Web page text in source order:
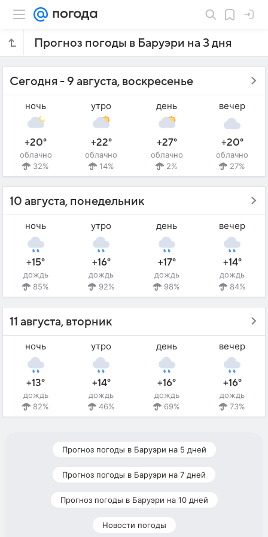
Прогноз погоды в Баруэри на 3 дня
Сегодня - 9 августа, воскресенье
ночь
+20°
облачно
32%
утро
+22°
облачно
14%
день
+27°
облачно
2%
вечер
+20°
облачно
27%
10 августа, понедельник
ночь
+15°
дождь
85%
утро
+16°
дождь
92%
день
+17°
дождь
98%
вечер
+14°
дождь
84%
11 августа, вторник
ночь
+13°
дождь
82%
утро
+14°
дождь
46%
день
+16°
дождь
69%
вечер
+16°
дождь
73%
Прогноз погоды в Баруэри на 5 дней
Прогноз погоды в Баруэри на 7 дней
Прогноз погоды в Баруэри на 10 дней
Новости погоды